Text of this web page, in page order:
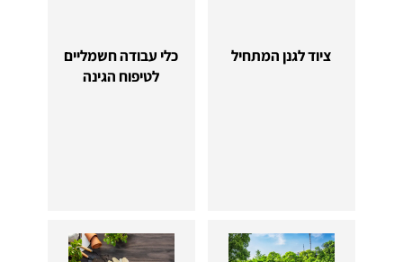
ציוד לגנן המתחיל
כלי עבודה חשמליים
לטיפוח הגינה